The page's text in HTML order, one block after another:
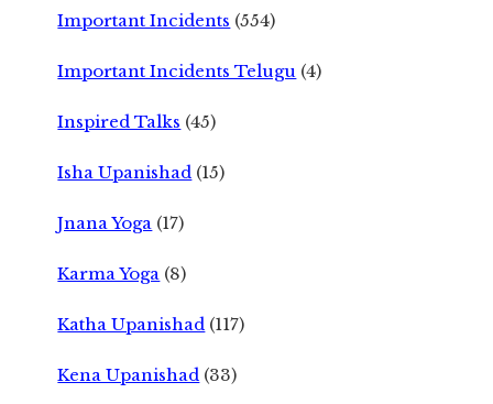
Important Incidents (554)
Important Incidents Telugu (4)
Inspired Talks (45)
Isha Upanishad (15)
Jnana Yoga (17)
Karma Yoga (8)
Katha Upanishad (117)
Kena Upanishad (33)